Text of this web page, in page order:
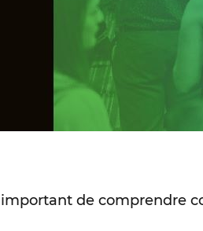
de comprendre